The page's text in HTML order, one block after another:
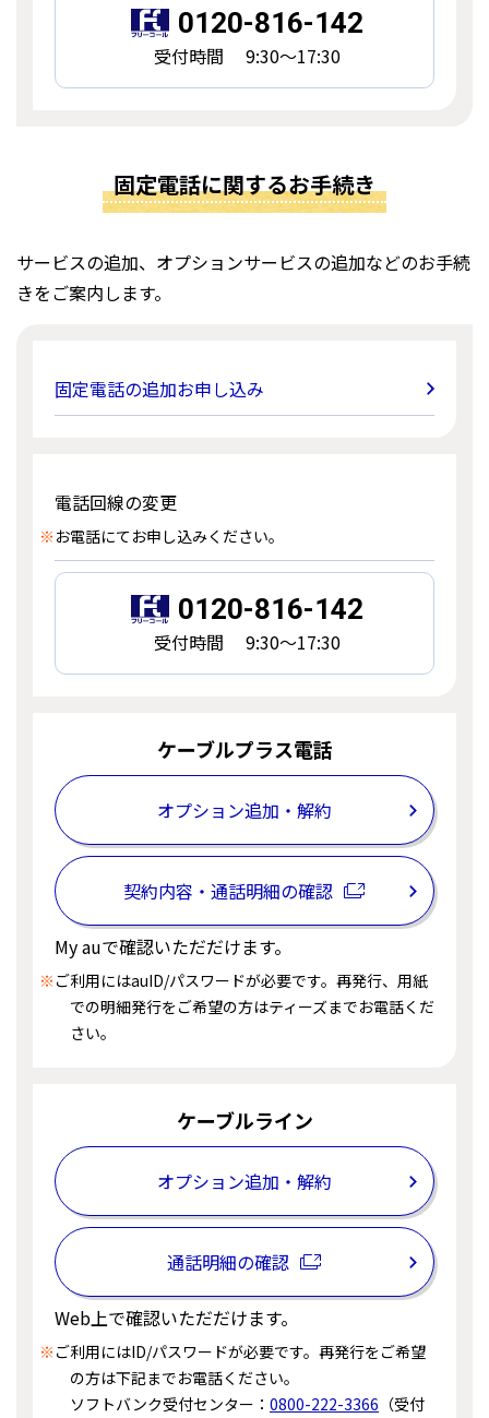
0120-816-142
受付時間 9:30～17:30
固定電話に関するお手続き
サービスの追加、オプションサービスの追加などのお手続
きをご案内します。
固定電話の追加お申し込み
電話回線の変更
※ お電話にてお申し込みください。
0120-816-142
受付時間 9:30～17:30
ケーブルプラス電話
オプション追加・解約
契約内容・通話明細の確認
My auで確認いただだけます。
※ ご利用にはauID/パスワードが必要です。再発行、用紙
での明細発行をご希望の方はティーズまでお電話くだ
さい。
ケーブルライン
オプション追加・解約
通話明細の確認
Web上で確認いただだけます。
※ ご利用にはID/パスワードが必要です。再発行をご希望
の方は下記までお電話ください。
ソフトバンク受付センター： 0800-222-3366 （受付